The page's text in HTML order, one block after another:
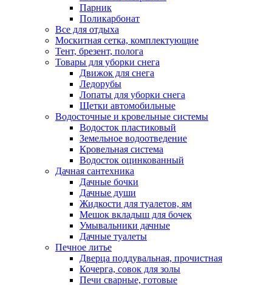
Парник
Поликарбонат
Все для отдыха
Москитная сетка, комплектующие
Тент, брезент, полога
Товары для уборки снега
Движок для снега
Ледорубы
Лопаты для уборки снега
Щетки автомобильные
Водосточные и кровельные системы
Водосток пластиковый
Земельное водоотведение
Кровельная система
Водосток оцинкованный
Дачная сантехника
Дачные бочки
Дачные души
Жидкости для туалетов, ям
Мешок вкладыш для бочек
Умывальники дачные
Дачные туалеты
Печное литье
Дверца поддувальная, прочистная
Кочерга, совок для золы
Печи сварные, готовые